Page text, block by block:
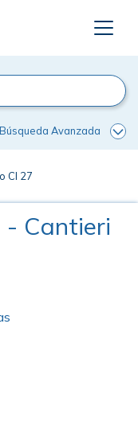
Búsqueda Avanzada
CI 27
- Cantieri